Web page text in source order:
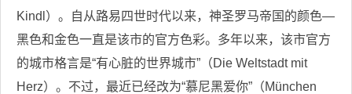
Kindl）。自从路易四世时代以来，神圣罗马帝国的颜色—
黑色和金色一直是该市的官方色彩。多年以来，该市官方
的城市格言是“有心脏的世界城市”（Die Weltstadt mit
Herz）。不过，最近已经改为“慕尼黑爱你”（München